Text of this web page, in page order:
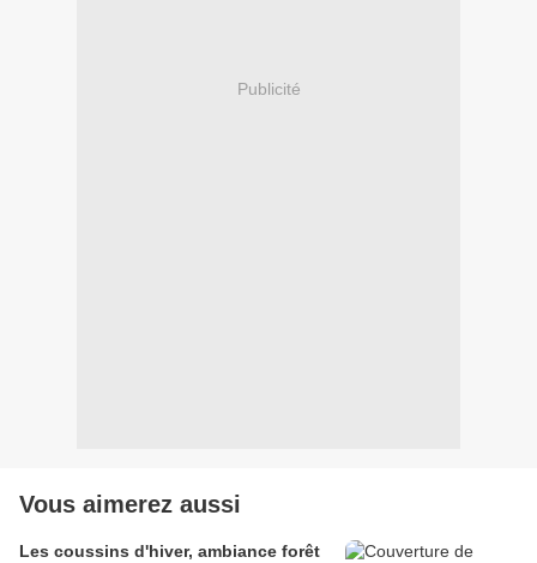
Publicité
Vous aimerez aussi
Les coussins d'hiver, ambiance forêt